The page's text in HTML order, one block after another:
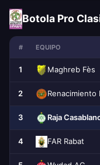
Botola Pro
# EQUIPO
1 Maghreb Fès
2 Renacimiento
3 Raja
4 FAR Rabat